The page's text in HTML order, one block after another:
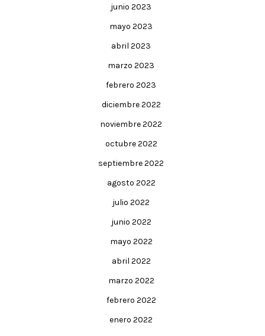
junio 2023
mayo 2023
abril 2023
marzo 2023
febrero 2023
diciembre 2022
noviembre 2022
octubre 2022
septiembre 2022
agosto 2022
julio 2022
junio 2022
mayo 2022
abril 2022
marzo 2022
febrero 2022
enero 2022